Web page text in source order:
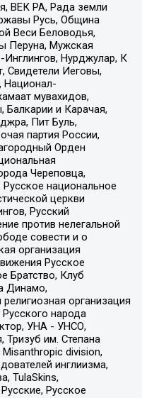
ВЕК РА, Рада земли
Русь, Община
Веси Беловодья,
Перуна, Мужская
Нурджулар, К
Свидетели Иеговы,
Национал-
мувахидов,
и Карачая,
Пит Буль,
партия России,
Орден
Череповца,
национальное
церкви
Русский
против нелегальной
совести и о
организация
Русское
Братство, Клуб
Динамо,
организация
народа
УНА - УНСО,
Тризуб им. Степана
division,
инглиизма,
TulaSkins,
Русское